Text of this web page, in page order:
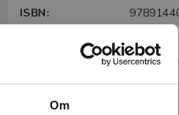
Om
ISBN:
Artikelnummer:
33841-01
Upplaga:
Första
Sidantal: